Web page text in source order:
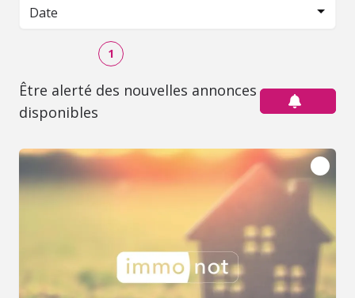
Date
1
Être alerté des nouvelles annonces
disponibles